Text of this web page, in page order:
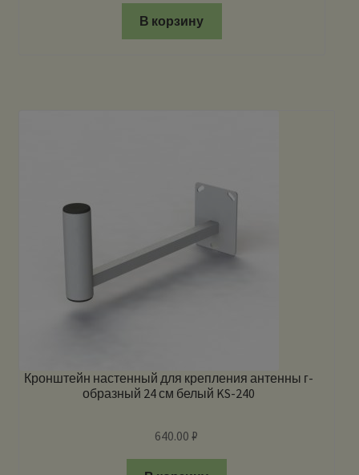
В корзину
Кронштейн настенный для крепления антенны г-
образный 24 см белый KS-240
640.00₽